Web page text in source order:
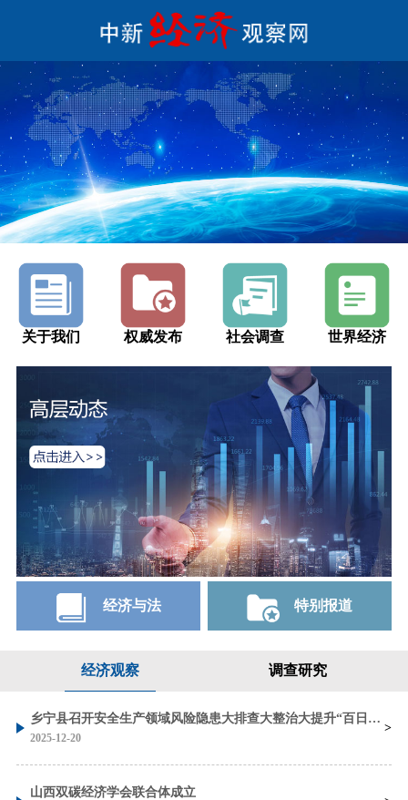
关于我们 权威发布 社会调查 世界经济
经济与法 特别报道
经济观察 调查研究
乡宁县召开安全生产领域风险隐患大排查大整治大提升“百日攻坚”行动调度会
2025-12-20
山西双碳经济学会联合体成立